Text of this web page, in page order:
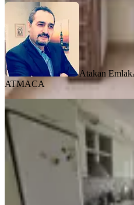
Atakan Emlak
ATMACA
Paşaköşkü
Satılık
Battalgazi,
3+1
190 m²
3.750.000 ₺